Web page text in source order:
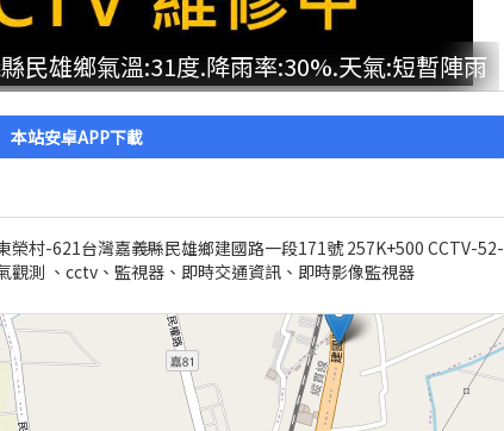
民雄鄉氣溫:31度.降雨率:30%.天氣:短暫陣雨
本站安卓APP下載
榮村-621台灣嘉義縣民雄鄉建國路一段171號 257K+500 CCTV-52-
測 、cctv、監視器、即時交通資訊、即時影像監視器